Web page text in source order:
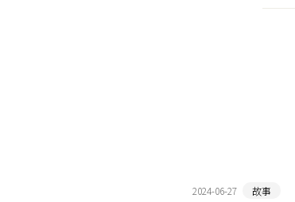
2024-06-27 故事